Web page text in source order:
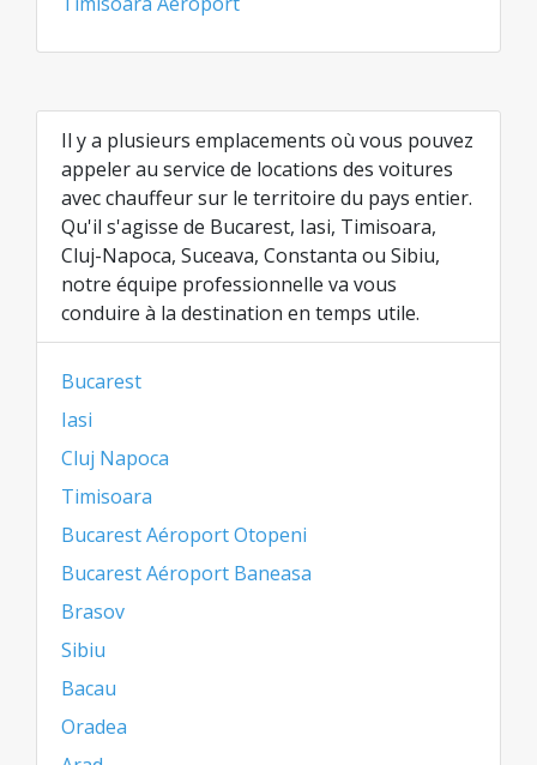
Il y a plusieurs emplacements où vous pouvez
appeler au service de locations des voitures
avec chauffeur sur le territoire du pays entier.
Qu'il s'agisse de Bucarest, Iasi, Timisoara,
Cluj-Napoca, Suceava, Constanta ou Sibiu,
notre équipe professionnelle va vous
conduire à la destination en temps utile.
Bucarest
Iasi
Cluj Napoca
Timisoara
Bucarest Aéroport Otopeni
Bucarest Aéroport Baneasa
Brasov
Sibiu
Bacau
Oradea